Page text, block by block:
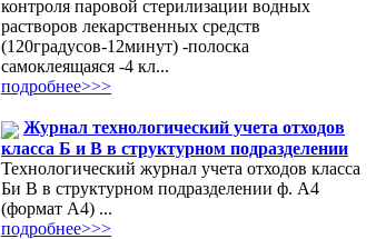
контроля паровой стерилизации водных
растворов лекарственных средств
(120градусов-12минут) -полоска
самоклеящаяся -4 кл...
подробнее>>>
Журнал технологический учета отходов
класса Б и В в структурном подразделении
Технологический журнал учета отходов класса
Би В в структурном подразделении ф. А4
(формат А4) ...
подробнее>>>